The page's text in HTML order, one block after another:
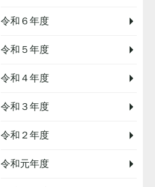
令和６年度
令和５年度
令和４年度
令和３年度
令和２年度
令和元年度